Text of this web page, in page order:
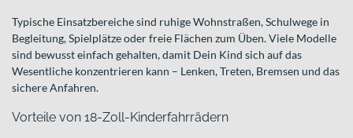
Typische Einsatzbereiche sind ruhige Wohnstraßen, Schulwege in
Begleitung, Spielplätze oder freie Flächen zum Üben. Viele Modelle
sind bewusst einfach gehalten, damit Dein Kind sich auf das
Wesentliche konzentrieren kann – Lenken, Treten, Bremsen und das
sichere Anfahren.
Vorteile von 18-Zoll-Kinderfahrrädern